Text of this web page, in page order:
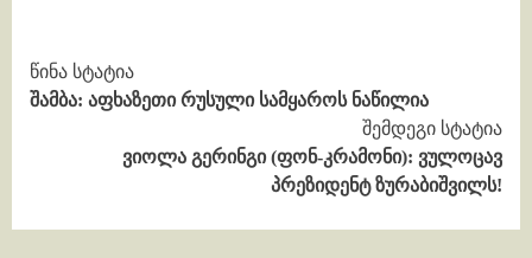
Continue
Reading
წინა სტატია
შამბა: აფხაზეთი რუსული სამყაროს ნაწილია
შემდეგი სტატია
ვიოლა გერინგი (ფონ-კრამონი): ვულოცავ
პრეზიდენტ ზურაბიშვილს!